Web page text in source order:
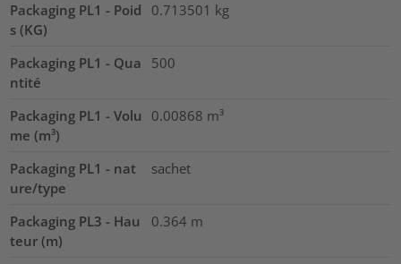
Packaging PL1 - Poid
s (KG)
0.713501 kg
Packaging PL1 - Qua
ntité
500
Packaging PL1 - Volu
me (m³)
0.00868 m³
Packaging PL1 - nat
ure/type
sachet
Packaging PL3 - Hau
teur (m)
0.364 m